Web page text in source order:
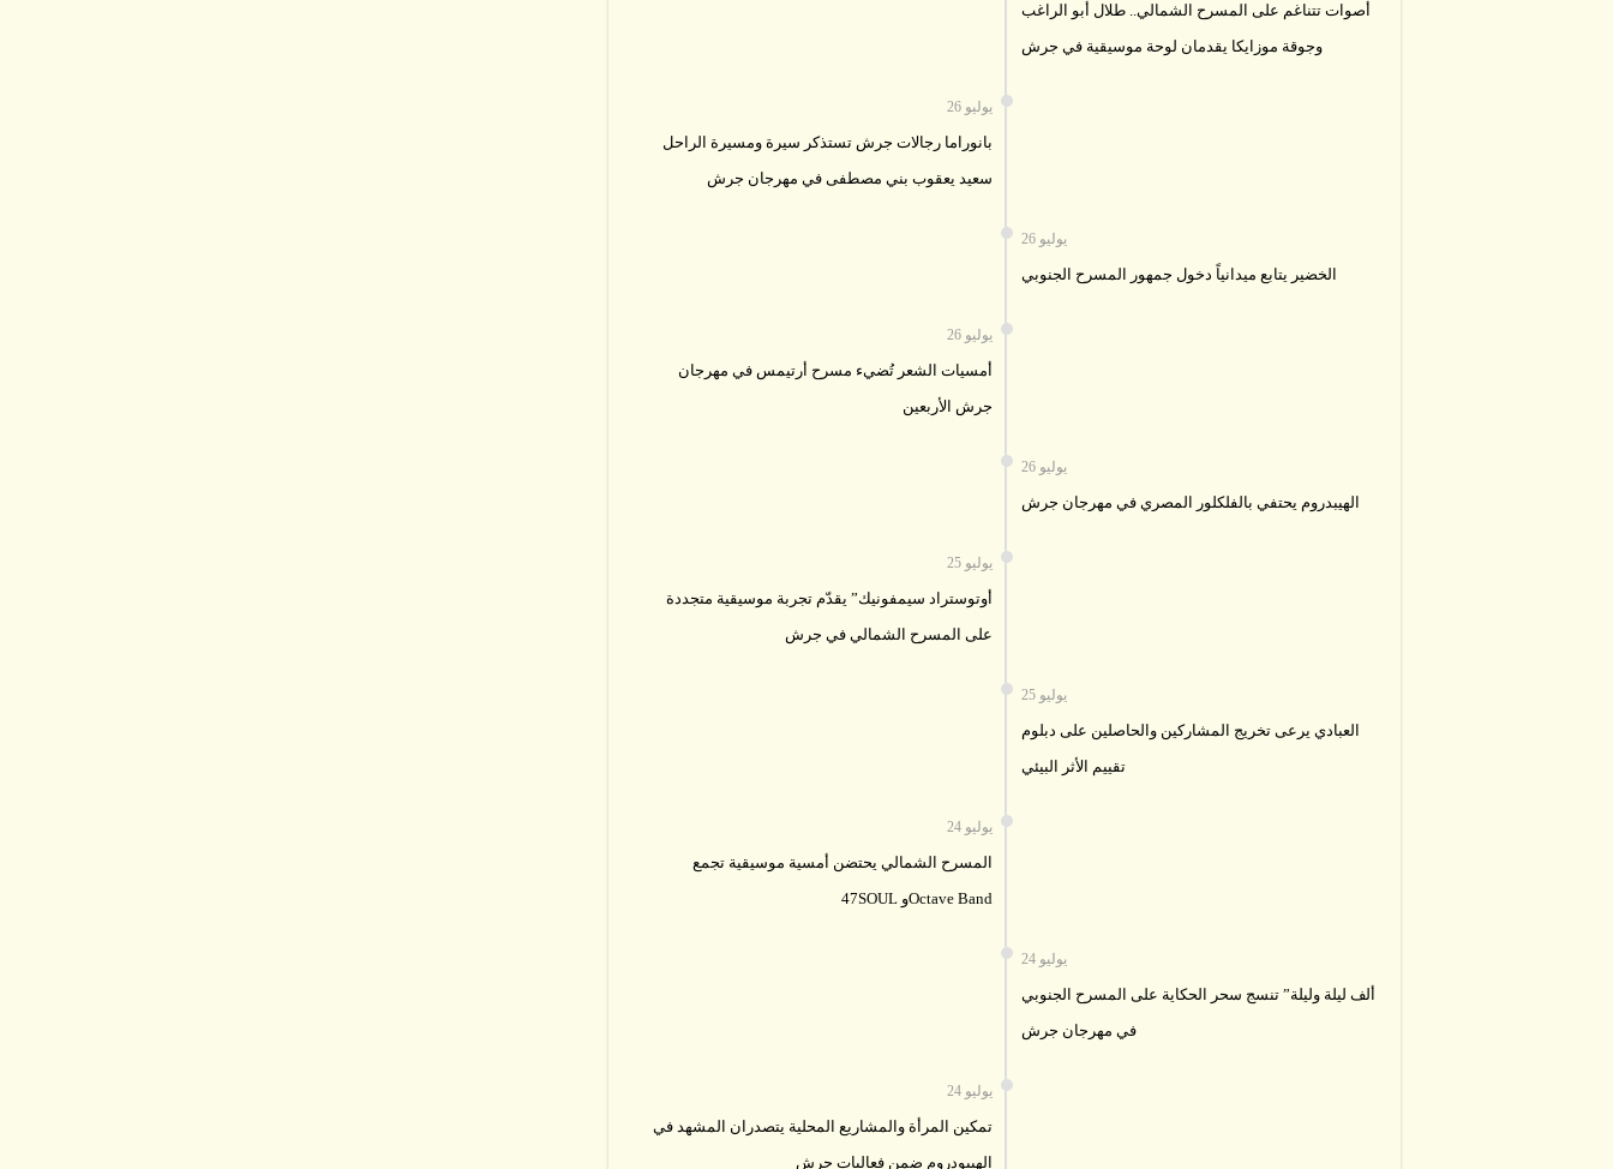
أصوات تتناغم على المسرح الشمالي.. طلال أبو الراغب
وجوقة موزايكا يقدمان لوحة موسيقية في جرش
26 يوليو
بانوراما رجالات جرش تستذكر سيرة ومسيرة الراحل
سعيد يعقوب بني مصطفى في مهرجان جرش
26 يوليو
الخضير يتابع ميدانياً دخول جمهور المسرح الجنوبي
26 يوليو
أمسيات الشعر تُضيء مسرح أرتيمس في مهرجان
جرش الأربعين
26 يوليو
الهيبدروم يحتفي بالفلكلور المصري في مهرجان جرش
25 يوليو
أوتوستراد سيمفونيك” يقدّم تجربة موسيقية متجددة
على المسرح الشمالي في جرش
25 يوليو
العبادي يرعى تخريج المشاركين والحاصلين على دبلوم
تقييم الأثر البيئي
24 يوليو
المسرح الشمالي يحتضن أمسية موسيقية تجمع
47SOUL وOctave Band
24 يوليو
ألف ليلة وليلة” تنسج سحر الحكاية على المسرح الجنوبي
في مهرجان جرش
24 يوليو
تمكين المرأة والمشاريع المحلية يتصدران المشهد في
الهيبودروم ضمن فعاليات جرش